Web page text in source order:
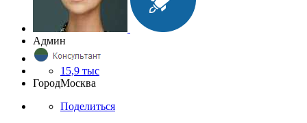
Админ
15,9 тыс
ГородМосква
Поделиться